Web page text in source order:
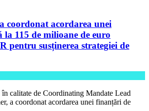
coordonat acordarea unei
115 de milioane de euro
pentru susținerea strategiei de
calitate de Coordinating Mandate Lead
a coordonat acordarea unei finanțări de